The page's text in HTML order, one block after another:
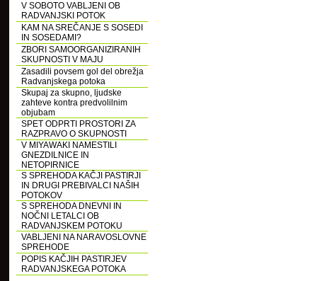
V SOBOTO VABLJENI OB
RADVANJSKI POTOK
KAM NA SREČANJE S SOSEDI
IN SOSEDAMI?
ZBORI SAMOORGANIZIRANIH
SKUPNOSTI V MAJU
Zasadili povsem gol del obrežja
Radvanjskega potoka
Skupaj za skupno, ljudske
zahteve kontra predvolilnim
objubam
SPET ODPRTI PROSTORI ZA
RAZPRAVO O SKUPNOSTI
V MIYAWAKI NAMESTILI
GNEZDILNICE IN
NETOPIRNICE
S SPREHODA KAČJI PASTIRJI
IN DRUGI PREBIVALCI NAŠIH
POTOKOV
S SPREHODA DNEVNI IN
NOČNI LETALCI OB
RADVANJSKEM POTOKU
VABLJENI NA NARAVOSLOVNE
SPREHODE
POPIS KAČJIH PASTIRJEV
RADVANJSKEGA POTOKA